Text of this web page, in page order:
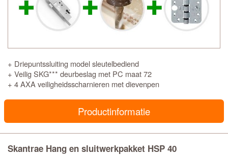
+ Driepuntssluiting model sleutelbediend
+ Veilig SKG*** deurbeslag met PC maat 72
+ 4 AXA veiligheidsscharnieren met dievenpen
Productinformatie
Skantrae Hang en sluitwerkpakket HSP 40